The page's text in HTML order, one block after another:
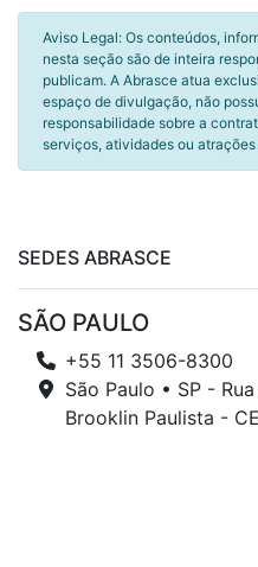
Aviso Legal: Os conteúdos,
nesta seção são de inteira
publicam. A Abrasce atua
espaço de divulgação, não
responsabilidade sobre a
serviços, atividades ou
SEDES ABRASCE
SÃO PAULO
+55 11 3506-8300
São Paulo • SP -
Brooklin Paulista -